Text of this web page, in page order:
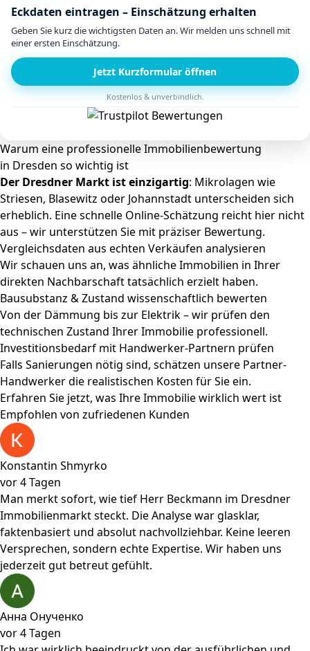
Eckdaten eintragen – Einschätzung erhalten
Geben Sie kurz die wichtigsten Daten an. Wir melden uns schnell mit
einer ersten Einschätzung.
Jetzt Kurzformular öffnen
Kostenlos & unverbindlich.
Warum eine professionelle Immobilienbewertung
in Dresden so wichtig ist
Der Dresdner Markt ist einzigartig: Mikrolagen wie
Striesen, Blasewitz oder Johannstadt unterscheiden sich
erheblich. Eine schnelle Online-Schätzung reicht hier nicht
aus – wir unterstützen Sie mit präziser Bewertung.
Vergleichsdaten aus echten Verkäufen analysieren
Wir schauen uns an, was ähnliche Immobilien in Ihrer
direkten Nachbarschaft tatsächlich erzielt haben.
Bausubstanz & Zustand wissenschaftlich bewerten
Von der Dämmung bis zur Elektrik – wir prüfen den
technischen Zustand Ihrer Immobilie professionell.
Investitionsbedarf mit Handwerker-Partnern prüfen
Falls Sanierungen nötig sind, schätzen unsere Partner-
Handwerker die realistischen Kosten für Sie ein.
Erfahren Sie jetzt, was Ihre Immobilie wirklich wert ist
Empfohlen von zufriedenen Kunden
Konstantin Shmyrko
vor 4 Tagen
Man merkt sofort, wie tief Herr Beckmann im Dresdner
Immobilienmarkt steckt. Die Analyse war glasklar,
faktenbasiert und absolut nachvollziehbar. Keine leeren
Versprechen, sondern echte Expertise. Wir haben uns
jederzeit gut betreut gefühlt.
Анна Онученко
vor 4 Tagen